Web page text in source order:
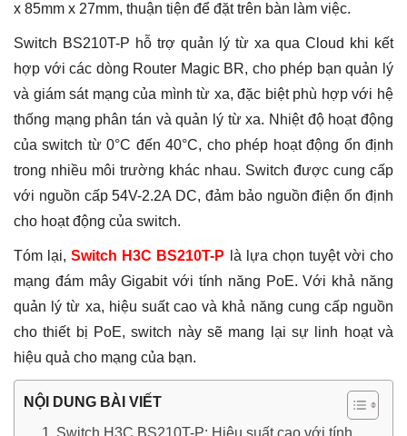
x 85mm x 27mm, thuận tiện để đặt trên bàn làm việc.
Switch BS210T-P hỗ trợ quản lý từ xa qua Cloud khi kết
hợp với các dòng Router Magic BR, cho phép bạn quản lý
và giám sát mạng của mình từ xa, đặc biệt phù hợp với hệ
thống mạng phân tán và quản lý từ xa. Nhiệt độ hoạt động
của switch từ 0°C đến 40°C, cho phép hoạt động ổn định
trong nhiều môi trường khác nhau. Switch được cung cấp
với nguồn cấp 54V-2.2A DC, đảm bảo nguồn điện ổn định
cho hoạt động của switch.
Tóm lại,Switch H3C BS210T-P là lựa chọn tuyệt vời cho
mạng đám mây Gigabit với tính năng PoE. Với khả năng
quản lý từ xa, hiệu suất cao và khả năng cung cấp nguồn
cho thiết bị PoE, switch này sẽ mang lại sự linh hoạt và
hiệu quả cho mạng của bạn.
NỘI DUNG BÀI VIẾT
Switch H3C BS210T-P: Hiệu suất cao với tính